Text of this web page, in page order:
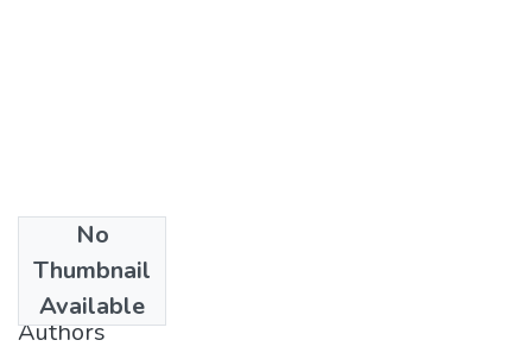
No
Thumbnail
Available
2017
Authors